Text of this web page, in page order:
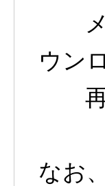
メ
ウン
再
なお